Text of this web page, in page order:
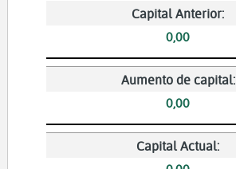
Capital Anterior:
0,00
Aumento de capital:
0,00
Capital Actual: